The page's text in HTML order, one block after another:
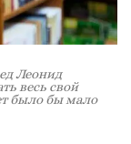
Леонид
весь свой
было бы мало